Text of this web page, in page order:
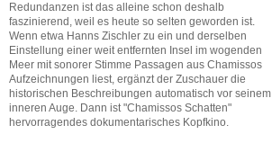
Redundanzen ist das alleine schon deshalb
faszinierend, weil es heute so selten geworden ist.
Wenn etwa Hanns Zischler zu ein und derselben
Einstellung einer weit entfernten Insel im wogenden
Meer mit sonorer Stimme Passagen aus Chamissos
Aufzeichnungen liest, ergänzt der Zuschauer die
historischen Beschreibungen automatisch vor seinem
inneren Auge. Dann ist "Chamissos Schatten"
hervorragendes dokumentarisches Kopfkino.